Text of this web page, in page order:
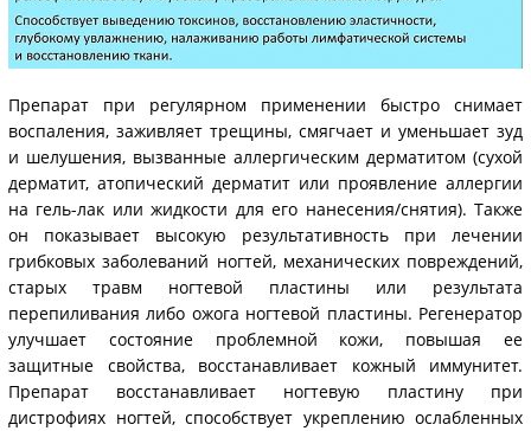
Препарат при регулярном применении быстро снимает
воспаления, заживляет трещины, смягчает и уменьшает зуд
и шелушения, вызванные аллергическим дерматитом (сухой
дерматит, атопический дерматит или проявление аллергии
на гель-лак или жидкости для его нанесения/снятия). Также
он показывает высокую результативность при лечении
грибковых заболеваний ногтей, механических повреждений,
старых травм ногтевой пластины или результата
перепиливания либо ожога ногтевой пластины. Регенератор
улучшает состояние проблемной кожи, повышая ее
защитные свойства, восстанавливает кожный иммунитет.
Препарат восстанавливает ногтевую пластину при
дистрофиях ногтей, способствует укреплению ослабленных